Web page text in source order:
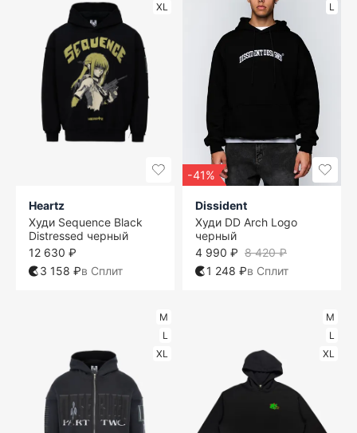
XL
Heartz
Худи Sequence Black
Distressed черный
12 630 ₽
3 158 ₽в Сплит
L
-41%
Dissident
Худи DD Arch Logo
черный
8 420 ₽
4 990 ₽
1 248 ₽в Сплит
M
L
XL
M
L
XL